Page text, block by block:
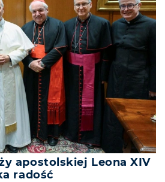
apostolskiej Leona XIV
radość